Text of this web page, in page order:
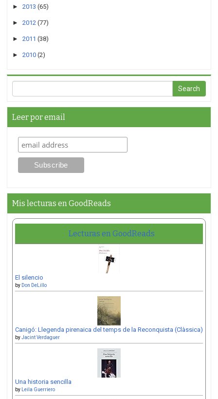
► 2013 (65)
► 2012 (77)
► 2011 (38)
► 2010 (2)
Leer por email
Mis lecturas en GoodReads
Lecturas en GoodReads
El silencio
by Don DeLillo
Canigó: Llegenda pirenaica del temps de la Reconquista (Clàssica)
byJacint Verdaguer
Una historia sencilla
by Leila Guerriero